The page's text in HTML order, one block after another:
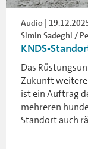
Audio |
Simin Sadeghi /
KNDS-
Das
Zukunft weitere
ist ein Auftrag
mehreren
Standort auch